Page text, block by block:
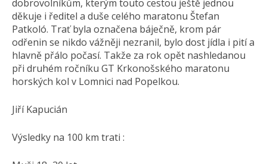
dobrovolníkům, kterým touto cestou ještě jednou
děkuje i ředitel a duše celého maratonu Štefan
Patkoló. Trať byla označena báječně, krom pár
odřenin se nikdo vážněji nezranil, bylo dost jídla i pití a
hlavně přálo počasí. Takže za rok opět nashledanou
při druhém ročníku GT Krkonošského maratonu
horských kol v Lomnici nad Popelkou.
Jiří Kapucián
Výsledky na 100 km trati :